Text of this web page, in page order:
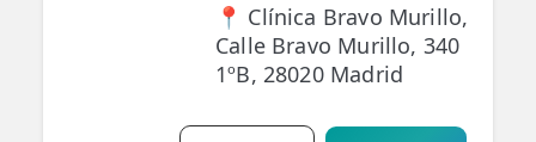
📍 Clínica Bravo Murillo,
Calle Bravo Murillo, 340
1ºB, 28020 Madrid